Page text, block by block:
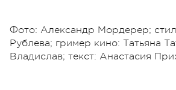
Фото: Александр Мордерер;
Рублева; гример кино: Татьяна
Владислав; текст: Анастасия